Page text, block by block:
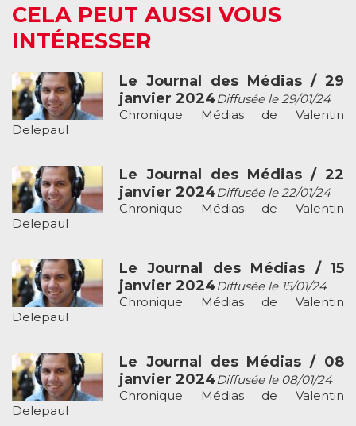
CELA PEUT AUSSI VOUS
INTÉRESSER
Le Journal des Médias / 29
janvier 2024Diffusée le 29/01/24
Chronique Médias de Valentin
Delepaul
Le Journal des Médias / 22
janvier 2024Diffusée le 22/01/24
Chronique Médias de Valentin
Delepaul
Le Journal des Médias / 15
janvier 2024Diffusée le 15/01/24
Chronique Médias de Valentin
Delepaul
Le Journal des Médias / 08
janvier 2024Diffusée le 08/01/24
Chronique Médias de Valentin
Delepaul